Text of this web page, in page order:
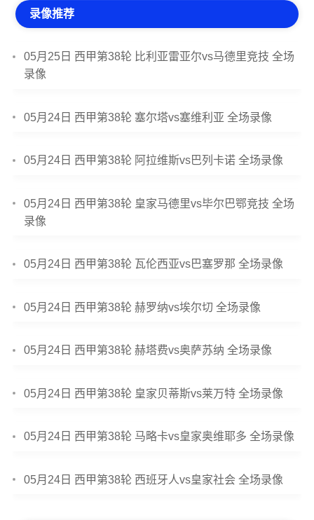
录像推荐
05月25日 西甲第38轮 比利亚雷亚尔vs马德里竞技 全场
录像
05月24日 西甲第38轮 塞尔塔vs塞维利亚 全场录像
05月24日 西甲第38轮 阿拉维斯vs巴列卡诺 全场录像
05月24日 西甲第38轮 皇家马德里vs毕尔巴鄂竞技 全场
录像
05月24日 西甲第38轮 瓦伦西亚vs巴塞罗那 全场录像
05月24日 西甲第38轮 赫罗纳vs埃尔切 全场录像
05月24日 西甲第38轮 赫塔费vs奥萨苏纳 全场录像
05月24日 西甲第38轮 皇家贝蒂斯vs莱万特 全场录像
05月24日 西甲第38轮 马略卡vs皇家奥维耶多 全场录像
05月24日 西甲第38轮 西班牙人vs皇家社会 全场录像